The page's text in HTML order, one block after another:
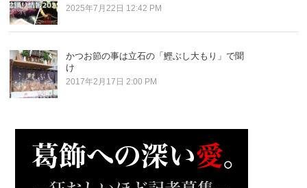
2025年7月22日 12:42 PM
かつお節の事は立石の「鰹ぶし大もり」で聞
け
2017年2月17日 2:00 PM